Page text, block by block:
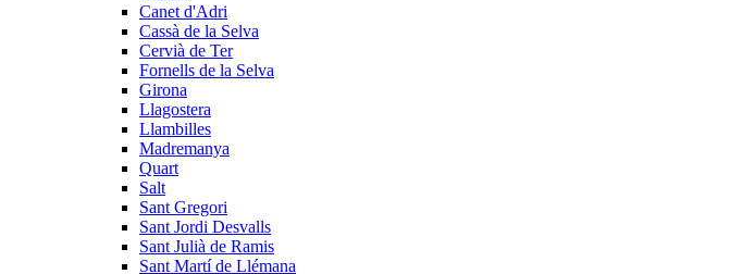
Canet d'Adri
Cassà de la Selva
Cervià de Ter
Fornells de la Selva
Girona
Llagostera
Llambilles
Madremanya
Quart
Salt
Sant Gregori
Sant Jordi Desvalls
Sant Julià de Ramis
Sant Martí de Llémana